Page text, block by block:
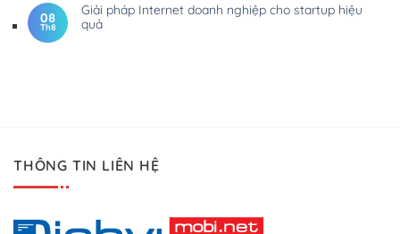
08
Th8
Giải pháp Internet doanh nghiệp cho startup hiệu
quả
THÔNG TIN LIÊN HỆ